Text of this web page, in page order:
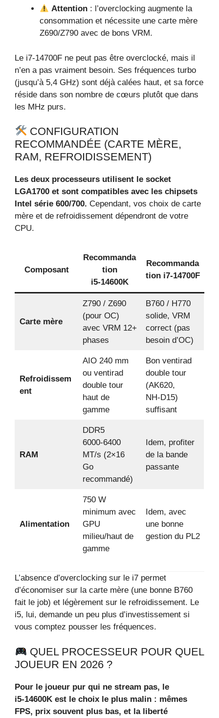
Attention : l’overclocking augmente la
consommation et nécessite une carte mère
Z690/Z790 avec de bons VRM.
Le i7‑14700F ne peut pas être overclocké, mais il
n’en a pas vraiment besoin. Ses fréquences turbo
(jusqu’à 5,4 GHz) sont déjà calées haut, et sa force
réside dans son nombre de cœurs plutôt que dans
les MHz purs.
CONFIGURATION
RECOMMANDÉE (CARTE MÈRE,
RAM, REFROIDISSEMENT)
Les deux processeurs utilisent le socket
LGA1700 et sont compatibles avec les chipsets
Intel série 600/700. Cependant, vos choix de carte
mère et de refroidissement dépendront de votre
CPU.
Composant
Recommanda
tion
i5‑14600K
Recommanda
tion i7‑14700F
Carte mère
Z790 / Z690
(pour OC)
avec VRM 12+
phases
B760 / H770
solide, VRM
correct (pas
besoin d’OC)
Refroidissem
ent
AIO 240 mm
ou ventirad
double tour
haut de
gamme
Bon ventirad
double tour
(AK620,
NH‑D15)
suffisant
RAM
DDR5
6000‑6400
MT/s (2×16
Go
recommandé)
Idem, profiter
de la bande
passante
Alimentation
750 W
minimum avec
GPU
milieu/haut de
gamme
Idem, avec
une bonne
gestion du PL2
L’absence d’overclocking sur le i7 permet
d’économiser sur la carte mère (une bonne B760
fait le job) et légèrement sur le refroidissement. Le
i5, lui, demande un peu plus d’investissement si
vous comptez pousser les fréquences.
QUEL PROCESSEUR POUR QUEL
JOUEUR EN 2026 ?
Pour le joueur pur qui ne stream pas, le
i5‑14600K est le choix le plus malin : mêmes
FPS, prix souvent plus bas, et la liberté